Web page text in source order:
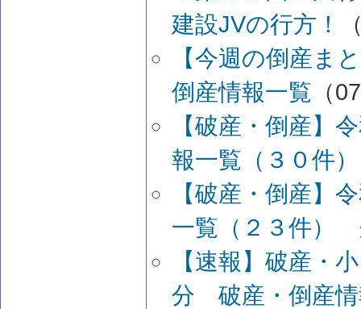
建設JVの行方！
【今週の倒産ま
倒産情報一覧 （
【破産・倒産】
報一覧（３０件
【破産・倒産】
一覧（２３件）
【速報】破産・
分 破産・倒産情